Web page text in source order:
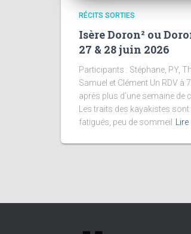
RÉCITS SORTIES
Isère Doron² ou
27 & 28 juin 2026
Participants : Stéphane, PY,
Samuel et Clément Un RDV à
après plus d’une semaine de
Les traits des kayakistes
fatigués, peu de sommeil